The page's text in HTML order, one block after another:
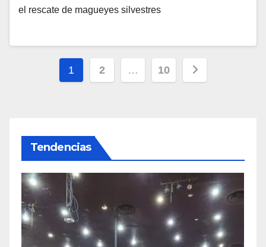
el rescate de magueyes silvestres
Paginación
1 2 … 10
Tendencias